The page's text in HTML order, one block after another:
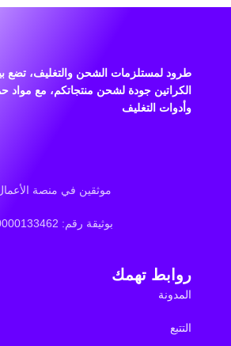
طرود لمستلزمات الشحن والتغليف، تضع
الكراتين جودة لشحن منتجاتكم، مع مواد
وأدوات التغليف
موثقين في منصة
بوثيقة رقم: 0000133462
روابط تهمك
المدونة
التتبع